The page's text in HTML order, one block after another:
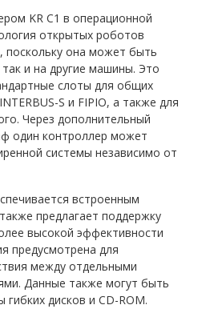
KR C1 в операционной
открытых роботов
она может быть
и на другие машины. Это
слоты для общих
S и FIPIO, а также для
Через дополнительный
один контроллер может
системы независимо от
встроенным
предлагает поддержку
высокой эффективности
предусмотрена для
между отдельными
Данные также могут быть
дисков и CD-ROM.